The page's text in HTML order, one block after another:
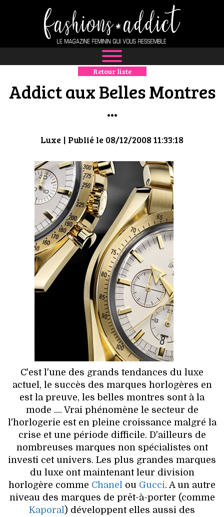
NEWS
MODE
BOUTIQUE
CULTURE
HIGH TECH
MAISON
AUTO
LIEUX TENDANCES
BEAUTÉ
MODE DE RUE
JEUNES CRÉATEURS
HISTOIRE DES MARQUES
DÉCO
VOYAGES & LOISIRS
Retour liste
Addict aux Belles Montres
...
Luxe | Publié le 08/12/2008 11:33:18
C'est l'une des grands tendances du luxe
actuel, le succès des marques horlogères en
est la preuve, les belles montres sont à la
mode .... Vrai phénomène le secteur de
l'horlogerie est en pleine croissance malgré la
crise et une période difficile. D'ailleurs de
nombreuses marques non spécialistes ont
investi cet univers. Les plus grandes marques
du luxe ont maintenant leur division
horlogère comme Chanel ou Gucci. A un autre
niveau des marques de prêt-à-porter (comme
Kaporal) développent elles aussi des